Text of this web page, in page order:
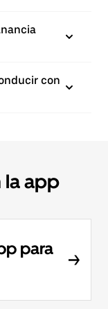
con
la app
para